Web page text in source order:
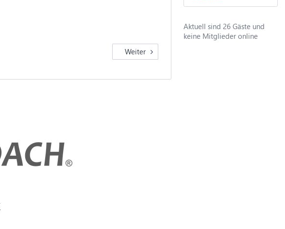
Weiter
Aktuell sind 26 Gäste und
keine Mitglieder online